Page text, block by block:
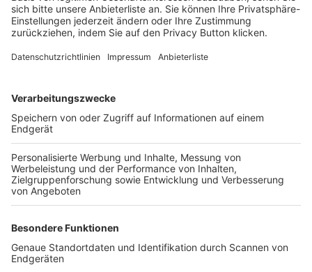
FOLGE DEM BFV
TOP-VEREINE
TOP-PARTNER